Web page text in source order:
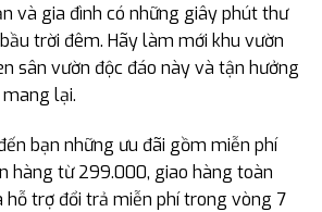
và gia đình có những giây phút thư
trời đêm. Hãy làm mới khu vườn
sân vườn độc đáo này và tận hưởng
lại.
bạn những ưu đãi gồm miễn phí
hàng từ 299.000, giao hàng toàn
hỗ trợ đổi trả miễn phí trong vòng 7